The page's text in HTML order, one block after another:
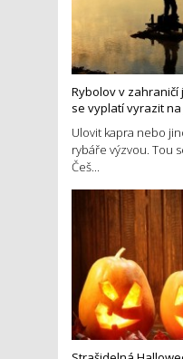
Rybolov v zahraničí
se vyplatí vyrazit na
Ulovit kapra nebo
rybáře výzvou. Tou
Češ...